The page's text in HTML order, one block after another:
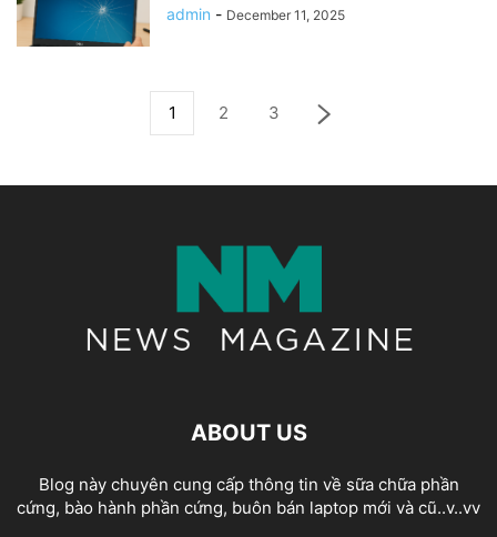
admin - December 11, 2025
1 2 3
ABOUT US
Blog này chuyên cung cấp thông tin về sữa chữa phần
cứng, bào hành phần cứng, buôn bán laptop mới và cũ..v..vv